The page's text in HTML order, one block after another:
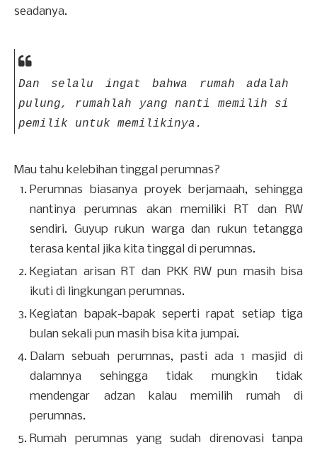
seadanya.
Dan selalu ingat bahwa rumah adalah
pulung, rumahlah yang nanti memilih si
pemilik untuk memilikinya.
Mau tahu kelebihan tinggal perumnas?
Perumnas biasanya proyek berjamaah, sehingga
nantinya perumnas akan memiliki RT dan RW
sendiri. Guyup rukun warga dan rukun tetangga
terasa kental jika kita tinggal di perumnas.
Kegiatan arisan RT dan PKK RW pun masih bisa
ikuti di lingkungan perumnas.
Kegiatan bapak-bapak seperti rapat setiap tiga
bulan sekali pun masih bisa kita jumpai.
Dalam sebuah perumnas, pasti ada 1 masjid di
dalamnya sehingga tidak mungkin tidak
mendengar adzan kalau memilih rumah di
perumnas.
Rumah perumnas yang sudah direnovasi tanpa